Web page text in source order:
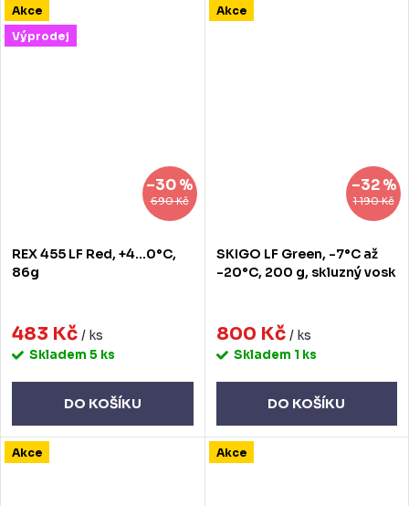
Akce
Výprodej
690 Kč
–30 %
REX 455 LF Red, +4...0°C,
86g
483 Kč / ks
Skladem 5 ks
DO KOŠÍKU
Akce
1 190 Kč
–32 %
SKIGO LF Green, -7°C až
-20°C, 200 g, skluzný vosk
800 Kč / ks
Skladem 1 ks
DO KOŠÍKU
Akce Akce